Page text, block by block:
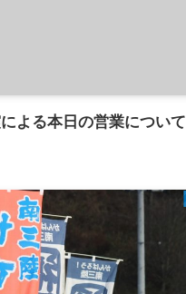
よる本日の営業について